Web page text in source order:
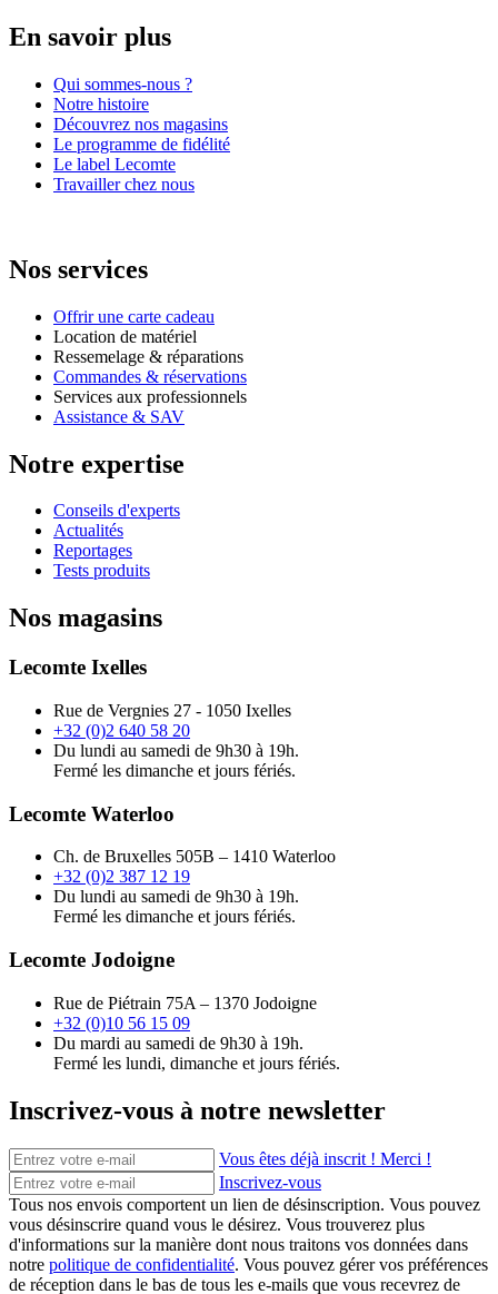
En savoir plus
Qui sommes-nous ?
Notre histoire
Découvrez nos magasins
Le programme de fidélité
Le label Lecomte
Travailler chez nous
Nos services
Offrir une carte cadeau
Location de matériel
Ressemelage & réparations
Commandes & réservations
Services aux professionnels
Assistance & SAV
Notre expertise
Conseils d'experts
Actualités
Reportages
Tests produits
Nos magasins
Lecomte Ixelles
Rue de Vergnies 27 - 1050 Ixelles
+32 (0)2 640 58 20
Du lundi au samedi de 9h30 à 19h.
Fermé les dimanche et jours fériés.
Lecomte Waterloo
Ch. de Bruxelles 505B – 1410 Waterloo
+32 (0)2 387 12 19
Du lundi au samedi de 9h30 à 19h.
Fermé les dimanche et jours fériés.
Lecomte Jodoigne
Rue de Piétrain 75A – 1370 Jodoigne
+32 (0)10 56 15 09
Du mardi au samedi de 9h30 à 19h.
Fermé les lundi, dimanche et jours fériés.
Inscrivez-vous à notre newsletter
Vous êtes déjà inscrit ! Merci !
Inscrivez-vous
Tous nos envois comportent un lien de désinscription. Vous pouvez
vous désinscrire quand vous le désirez. Vous trouverez plus
d'informations sur la manière dont nous traitons vos données dans
notre politique de confidentialité. Vous pouvez gérer vos préférences
de réception dans le bas de tous les e-mails que vous recevrez de